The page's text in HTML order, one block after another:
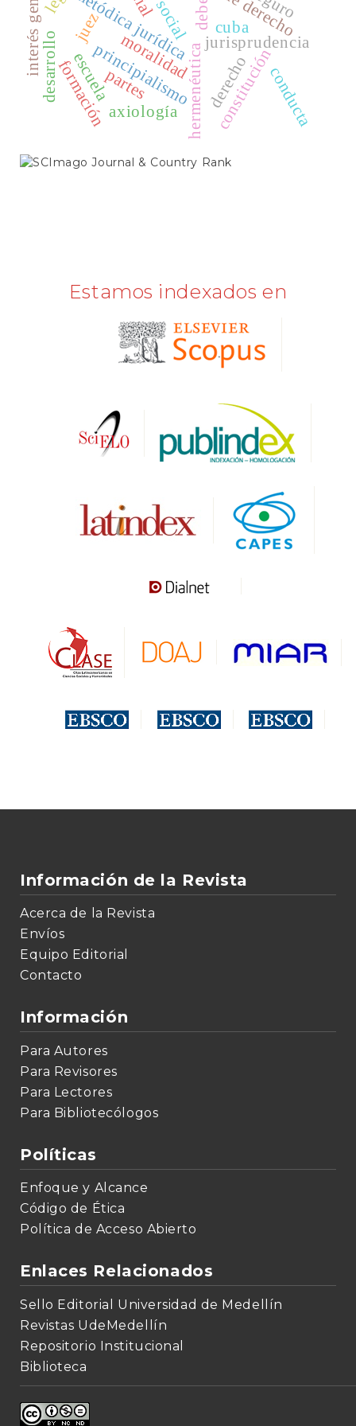
Publindex
SciELO
Scopus
hermenéutica jurisprudencia
metódica jurídica
principialismo constitución
juez
partes
deber
derecho conducta
moralidad
cuba
axiología
escuela
formación
desarrollo
interés general
SCIMAGO
Estamos indexados en
Información de la Revista
Acerca de la Revista
Envíos
Equipo Editorial
Contacto
Información
Para Autores
Para Revisores
Para Lectores
Para Bibliotecólogos
Políticas
Enfoque y Alcance
Código de Ética
Política de Acceso Abierto
Enlaces Relacionados
Sello Editorial Universidad de Medellín
Revistas UdeMedellín
Repositorio Institucional
Biblioteca